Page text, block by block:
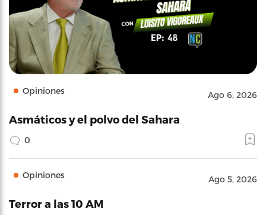
Opiniones Ago 6, 2026
Asmáticos y el polvo del Sahara
0
Opiniones Ago 5, 2026
Terror a las 10 AM